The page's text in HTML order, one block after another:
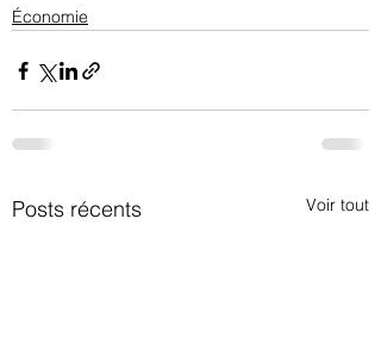
Économie
Posts récents Voir tout